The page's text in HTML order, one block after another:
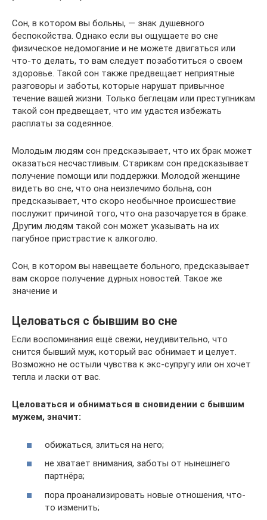
Сон, в котором вы больны, — знак душевного
беспокойства. Однако если вы ощущаете во сне
физическое недомогание и не можете двигаться или
что-то делать, то вам следует позаботиться о своем
здоровье. Такой сон также предвещает неприятные
разговоры и заботы, которые нарушат привычное
течение вашей жизни. Только беглецам или преступникам
такой сон предвещает, что им удастся избежать
расплаты за содеянное.
Молодым людям сон предсказывает, что их брак может
оказаться несчастливым. Старикам сон предсказывает
получение помощи или поддержки. Молодой женщине
видеть во сне, что она неизлечимо больна, сон
предсказывает, что скоро необычное происшествие
послужит причиной того, что она разочаруется в браке.
Другим людям такой сон может указывать на их
пагубное пристрастие к алкоголю.
Сон, в котором вы навещаете больного, предсказывает
вам скорое получение дурных новостей. Такое же
значение и
Целоваться с бывшим во сне
Если воспоминания ещё свежи, неудивительно, что
снится бывший муж, который вас обнимает и целует.
Возможно не остыли чувства к экс-супругу или он хочет
тепла и ласки от вас.
Целоваться и обниматься в сновидении с бывшим
мужем, значит:
обижаться, злиться на него;
не хватает внимания, заботы от нынешнего
партнёра;
пора проанализировать новые отношения, что-
то изменить;